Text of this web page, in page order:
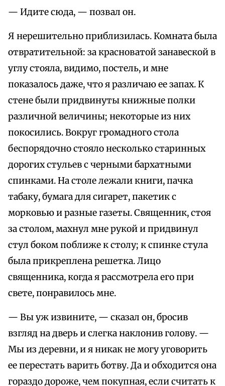
— Идите сюда, — позвал он.
Я нерешительно приблизилась. Комната была
отвратительной: за красноватой занавеской в
углу стояла, видимо, постель, и мне
показалось даже, что я различаю ее запах. К
стене были придвинуты книжные полки
различной величины; некоторые из них
покосились. Вокруг громадного стола
беспорядочно стояло несколько старинных
дорогих стульев с черными бархатными
спинками. На столе лежали книги, пачка
табаку, бумага для сигарет, пакетик с
морковью и разные газеты. Священник, стоя
за столом, махнул мне рукой и придвинул
стул боком поближе к столу; к спинке стула
была прикреплена решетка. Лицо
священника, когда я рассмотрела его при
свете, понравилось мне.
— Вы уж извините, — сказал он, бросив
взгляд на дверь и слегка наклонив голову. —
Мы из деревни, и я никак не могу уговорить
ее перестать варить ботву. Да и обходится она
гораздо дороже, чем покупная, если считать к